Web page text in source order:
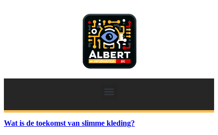
Wat is de toekomst van slimme kleding?